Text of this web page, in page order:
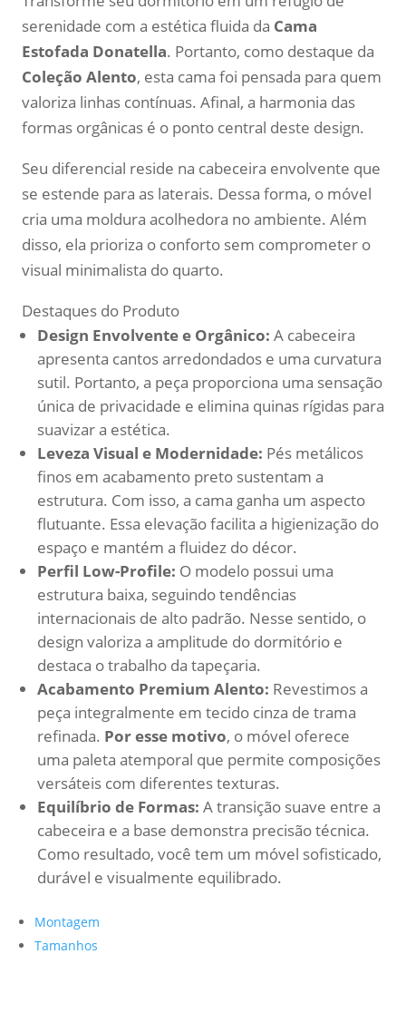
serenidade com a estética fluida da Cama
Estofada Donatella. Portanto, como destaque da
Coleção Alento, esta cama foi pensada para quem
valoriza linhas contínuas. Afinal, a harmonia das
formas orgânicas é o ponto central deste design.
Seu diferencial reside na cabeceira envolvente que
se estende para as laterais. Dessa forma, o móvel
cria uma moldura acolhedora no ambiente. Além
disso, ela prioriza o conforto sem comprometer o
visual minimalista do quarto.
Destaques do Produto
Design Envolvente e Orgânico: A cabeceira
apresenta cantos arredondados e uma curvatura
sutil. Portanto, a peça proporciona uma sensação
única de privacidade e elimina quinas rígidas para
suavizar a estética.
Leveza Visual e Modernidade: Pés metálicos
finos em acabamento preto sustentam a
estrutura. Com isso, a cama ganha um aspecto
flutuante. Essa elevação facilita a higienização do
espaço e mantém a fluidez do décor.
Perfil Low-Profile: O modelo possui uma
estrutura baixa, seguindo tendências
internacionais de alto padrão. Nesse sentido, o
design valoriza a amplitude do dormitório e
destaca o trabalho da tapeçaria.
Acabamento Premium Alento: Revestimos a
peça integralmente em tecido cinza de trama
refinada. Por esse motivo, o móvel oferece
uma paleta atemporal que permite composições
versáteis com diferentes texturas.
Equilíbrio de Formas: A transição suave entre a
cabeceira e a base demonstra precisão técnica.
Como resultado, você tem um móvel sofisticado,
durável e visualmente equilibrado.
Montagem
Tamanhos